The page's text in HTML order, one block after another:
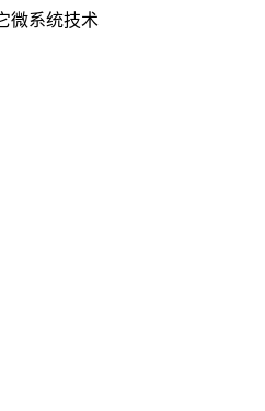
微系统技术